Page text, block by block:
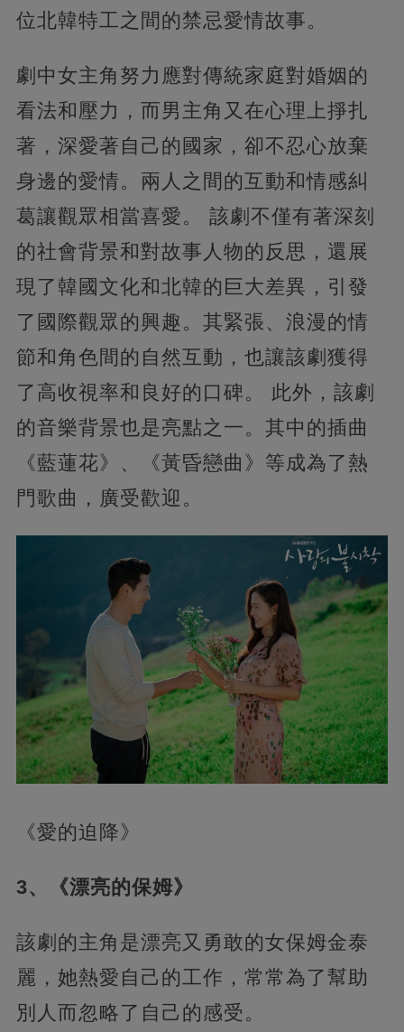
位北韓特工之間的禁忌愛情故事。
劇中女主角努力應對傳統家庭對婚姻的
看法和壓力，而男主角又在心理上掙扎
著，深愛著自己的國家，卻不忍心放棄
身邊的愛情。兩人之間的互動和情感糾
葛讓觀眾相當喜愛。 該劇不僅有著深刻
的社會背景和對故事人物的反思，還展
現了韓國文化和北韓的巨大差異，引發
了國際觀眾的興趣。其緊張、浪漫的情
節和角色間的自然互動，也讓該劇獲得
了高收視率和良好的口碑。 此外，該劇
的音樂背景也是亮點之一。其中的插曲
《藍蓮花》、《黃昏戀曲》等成為了熱
門歌曲，廣受歡迎。
《愛的迫降》
3、《漂亮的保姆》
該劇的主角是漂亮又勇敢的女保姆金泰
麗，她熱愛自己的工作，常常為了幫助
別人而忽略了自己的感受。